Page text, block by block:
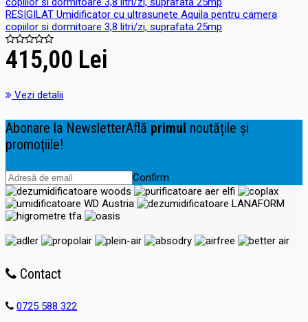
RESIGILAT Umidificator cu ultrasunete Aquila pentru camera
copiilor si dormitoare 3,8 litri/zi, suprafata 25mp
415,00 Lei
Vezi detalii
Abonare la NewsletterAflă primul noutățile și
promoțiile!
Confirm
Contact
0725 588 322